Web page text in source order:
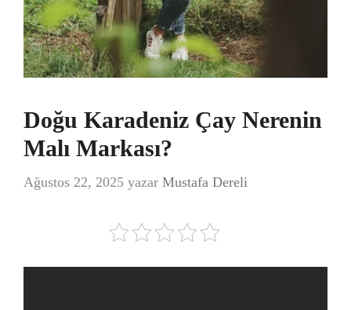
Doğu Karadeniz Çay Nerenin
Malı Markası?
Ağustos 22, 2025 yazar Mustafa Dereli